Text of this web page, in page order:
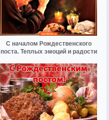
С началом Рождественского
поста. Теплых эмоций и радости